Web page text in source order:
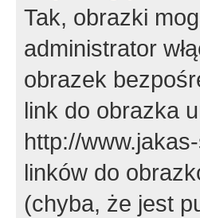
Tak, obrazki
administrator
obrazek
link do obrazka
http://
linków do
(chyba, że jest